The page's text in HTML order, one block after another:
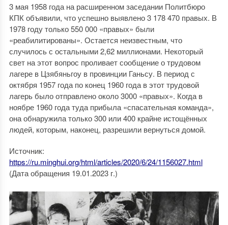
3 мая 1958 года на расширенном заседании Политбюро
КПК объявили, что успешно выявлено 3 178 470 правых. В
1978 году только 550 000 «правых» были
«реабилитированы». Остается неизвестным, что
случилось с остальными 2,62 миллионами. Некоторый
свет на этот вопрос проливает сообщение о трудовом
лагере в Цзябяньгоу в провинции Ганьсу. В период с
октября 1957 года по конец 1960 года в этот трудовой
лагерь было отправлено около 3000 «правых». Когда в
ноябре 1960 года туда прибыла «спасательная команда»,
она обнаружила только 300 или 400 крайне истощённых
людей, которым, наконец, разрешили вернуться домой.
Источник:
https://ru.minghui.org/html/articles/2020/6/24/1156027.html
(Дата обращения 19.01.2023 г.)